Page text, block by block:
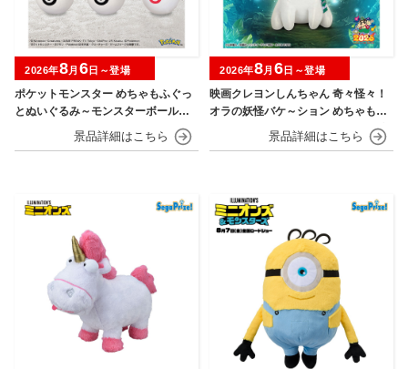
ポケットモンスター めちゃもふぐっ
とぬいぐるみ～モンスターボール・
スーパーボール・ハイパーボール・
マスターボール・プレミアボール～
2026年8月 6日～登場
映画クレヨンしんちゃん 奇々怪々！
オラの妖怪バケ～ション めちゃもふ
ぐっとぬいぐるみ～おすわりポーズ
2026年8月 6日～登場